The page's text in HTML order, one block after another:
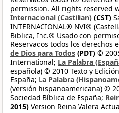
permission. All rights reserved
Internacional (Castilian) (CST)
INTERNACIONAL® NVI®
Biblica, Inc.® Usado con
Reservados todos los derechos
de Dios para Todos (PDT) ©
International; La Palabra
española) © 2010 Texto y
España; La Palabra
(versión hispanoamericana) ©
Sociedad Bíblica de España;
2015) Version Reina Valera